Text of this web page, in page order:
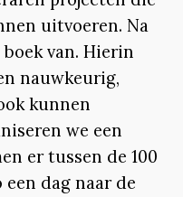
uitvoeren. Na
van. Hierin
nauwkeurig,
kunnen
we een
er tussen de 100
dag naar de